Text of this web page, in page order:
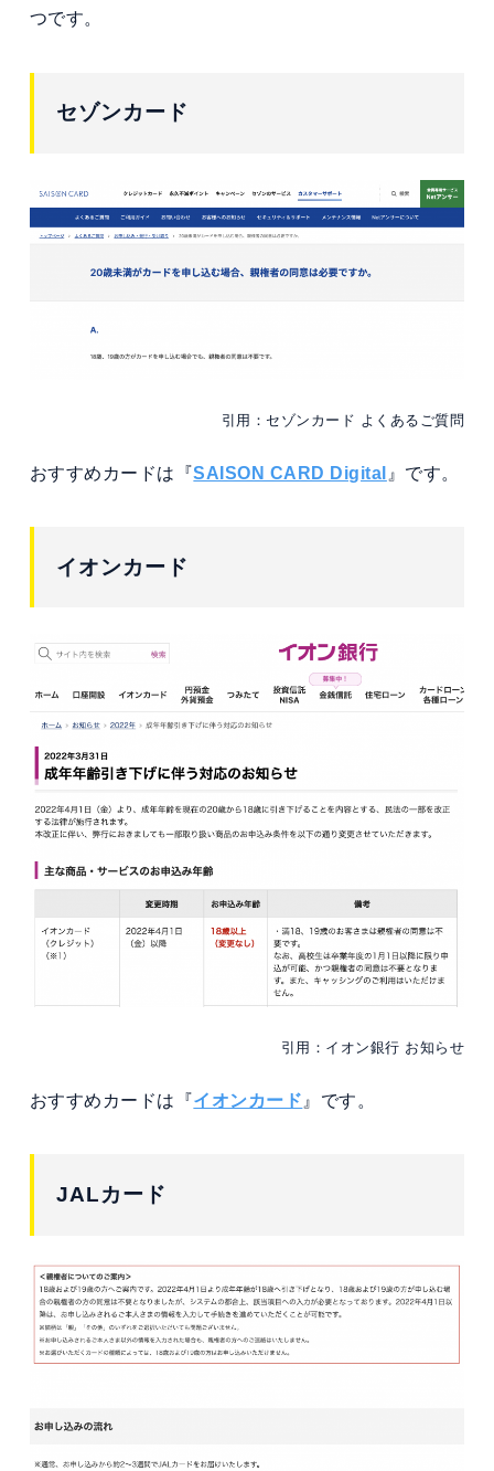
つです。
セゾンカード
引用：セゾンカード よくあるご質問
おすすめカードは『SAISON CARD Digital 』です。
イオンカード
引用：イオン銀行 お知らせ
おすすめカードは『イオンカード 』です。
JALカード